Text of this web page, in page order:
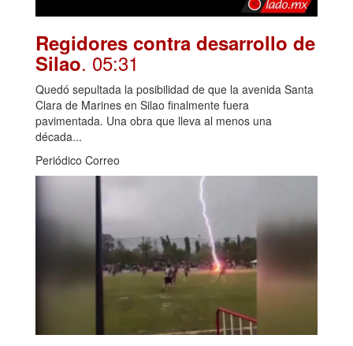
Regidores contra desarrollo de
Silao. 05:31
Quedó sepultada la posibilidad de que la avenida Santa
Clara de Marines en Silao finalmente fuera
pavimentada. Una obra que lleva al menos una
década...
Periódico Correo